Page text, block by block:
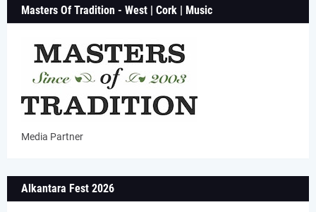
Masters Of Tradition - West | Cork | Music
Media Partner
Alkantara Fest 2026